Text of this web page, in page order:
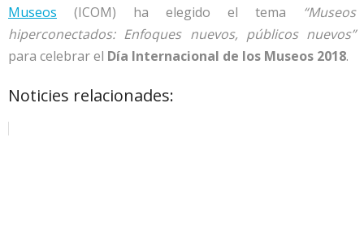
Museos (ICOM) ha elegido el tema “Museos
hiperconectados: Enfoques nuevos, públicos nuevos”
para celebrar el Día Internacional de los Museos 2018.
Noticies relacionades: